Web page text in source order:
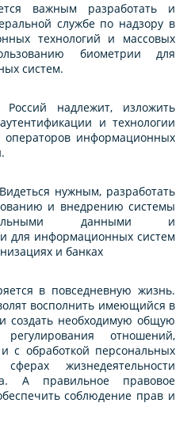
важным разработать и
службе по надзору в
технологий и массовых
биометрии для
систем.
надлежит, изложить
и технологии
операторов информационных
нужным, разработать
и внедрению системы
данными и
для информационных систем
и банках
в повседневную жизнь.
восполнить имеющийся в
создать необходимую общую
отношений,
с обработкой персональных
жизнедеятельности
А правильное правовое
соблюдение прав и